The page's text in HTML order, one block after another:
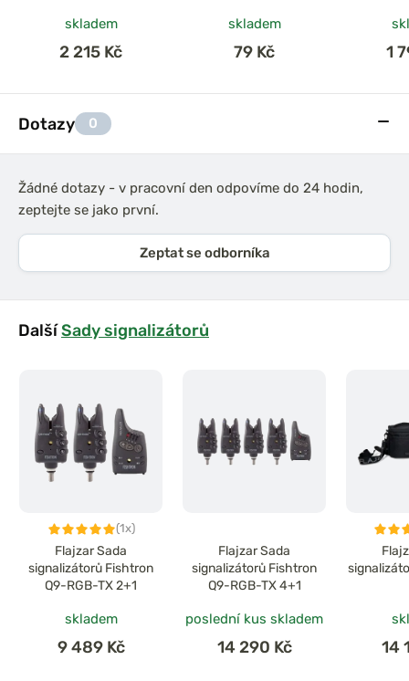
skladem
2 215 Kč
skladem
79 Kč 1
Dotazy 0
Žádné dotazy - v pracovní den odpovíme do 24 hodin,
zeptejte se jako první.
Zeptat se odborníka
DalšíSady signalizátorů
(1x)
Flajzar Sada
signalizátorů Fishtron
Q9-RGB-TX 2+1
skladem
9 489 Kč
Flajzar Sada
signalizátorů Fishtron
Q9-RGB-TX 4+1
poslední kus skladem
14 290 Kč 14